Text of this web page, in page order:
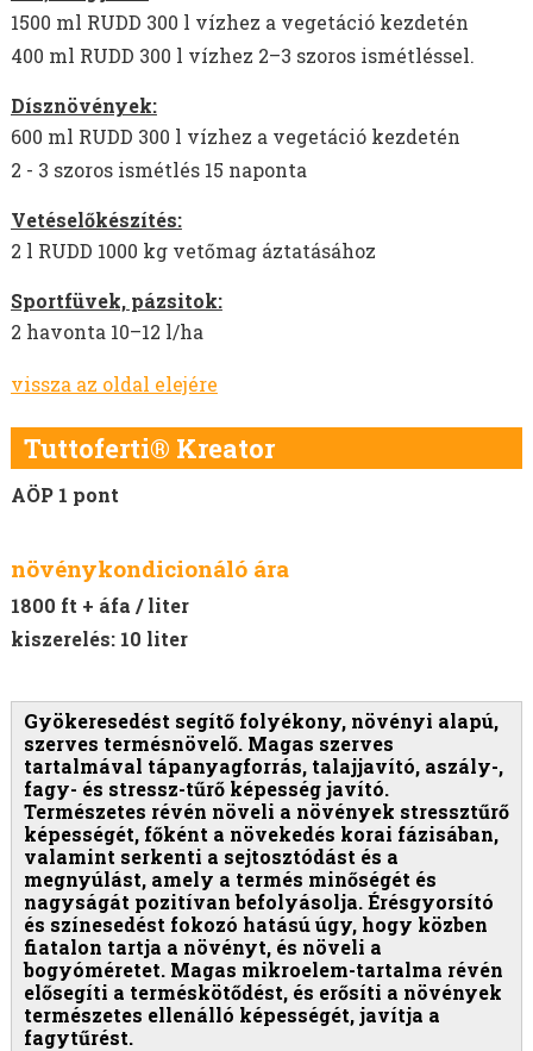
1500 ml RUDD 300 l vízhez a vegetáció kezdetén
400 ml RUDD 300 l vízhez 2–3 szoros ismétléssel.
Dísznövények:
600 ml RUDD 300 l vízhez a vegetáció kezdetén
2 - 3 szoros ismétlés 15 naponta
Vetéselőkészítés:
2 l RUDD 1000 kg vetőmag áztatásához
Sportfüvek, pázsitok:
2 havonta 10–12 l/ha
vissza az oldal elejére
Tuttoferti® Kreator
AÖP 1 pont
növénykondicionáló ára
1800 ft + áfa / liter
kiszerelés: 10 liter
Gyökeresedést segítő folyékony, növényi alapú,
szerves termésnövelő. Magas szerves
tartalmával tápanyagforrás, talajjavító, aszály-,
fagy- és stressz-tűrő képesség javító.
Természetes révén növeli a növények stressztűrő
képességét, főként a növekedés korai fázisában,
valamint serkenti a sejtosztódást és a
megnyúlást, amely a termés minőségét és
nagyságát pozitívan befolyásolja.Érésgyorsító
és színesedést fokozó hatású úgy, hogy közben
fiatalon tartja a növényt, és növeli a
bogyóméretet. Magas mikroelem-tartalma révén
elősegíti a terméskötődést, és erősíti a növények
természetes ellenálló képességét, javítja a
fagytűrést.